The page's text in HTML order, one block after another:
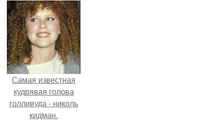
Самая известная
кудрявая голова
голливуда - николь
кидман.